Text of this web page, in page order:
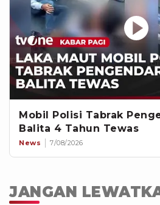
Mobil Polisi Tabrak
Balita 4 Tahun Tewas
News 7/08/2026
JANGAN